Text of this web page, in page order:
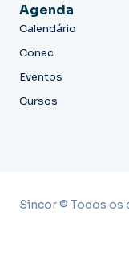
Agenda
Calendário
Conec
Eventos
Cursos
Sincor © Todos os